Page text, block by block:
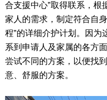
合支援中心”取得联系，根
家人的需求，制定符合自
程”的详细介护计划。因为
系到申请人及家属的各方
尝试不同的方案，以便找
意、舒服的方案。